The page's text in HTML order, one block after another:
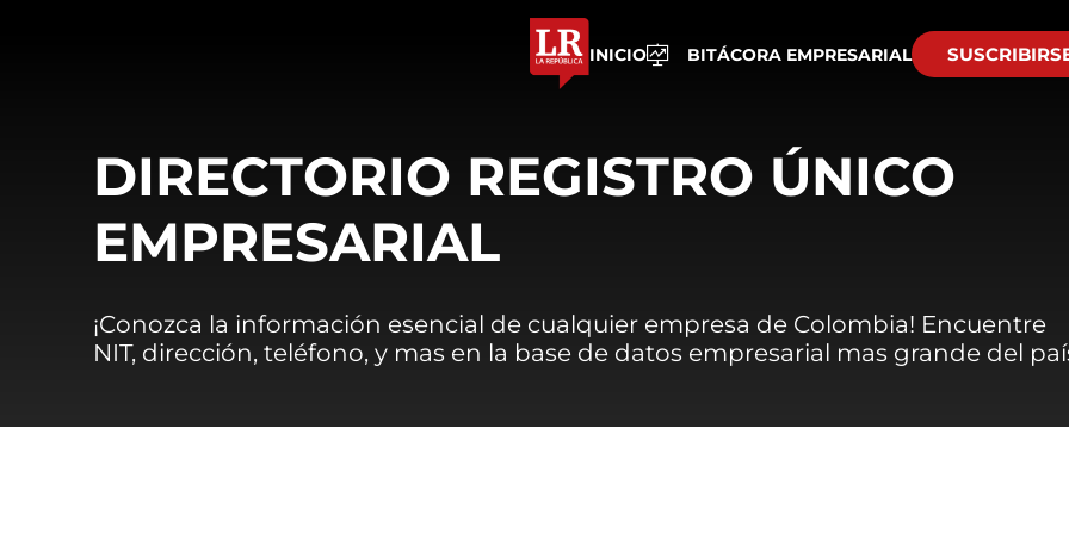
INICIO BITÁCORA EMPRESARIAL
DIRECTORIO REGISTRO ÚNICO
EMPRESARIAL
¡Conozca la información esencial de cualquier empresa de Colombia! Encuentre
NIT, dirección, teléfono, y mas en la base de datos empresarial mas grande del